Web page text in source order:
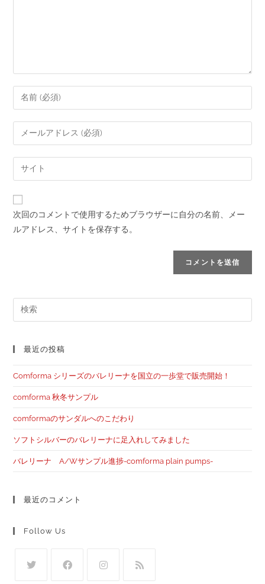
次回のコメントで使用するためブラウザーに自分の名前、メー
ルアドレス、サイトを保存する。
最近の投稿
Comforma シリーズのバレリーナを国立の一歩堂で販売開始！
comforma 秋冬サンプル
comformaのサンダルへのこだわり
ソフトシルバーのバレリーナに足入れしてみました
バレリーナ A/Wサンプル進捗-comforma plain pumps-
最近のコメント
Follow Us